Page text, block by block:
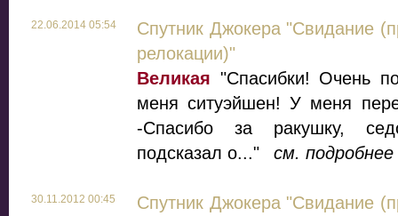
22.06.2014 05:54
Спутник Джокера "Свидание
релокации)"
Великая "Спасибки! Очень
меня ситуэйшен! У меня
-Спасибо за ракушку,
подсказал о..."
см. подробнее
30.11.2012 00:45
Спутник Джокера "Свидание